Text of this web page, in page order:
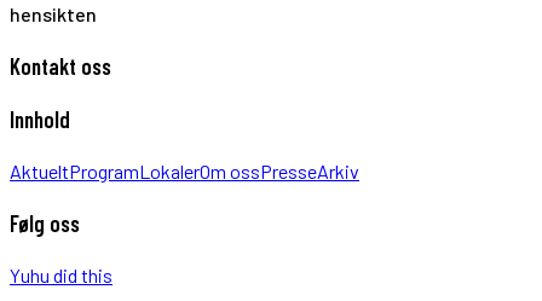
hensikten
Kontakt oss
Innhold
AktueltProgramLokalerOm ossPresseArkiv
Følg oss
Yuhu did this